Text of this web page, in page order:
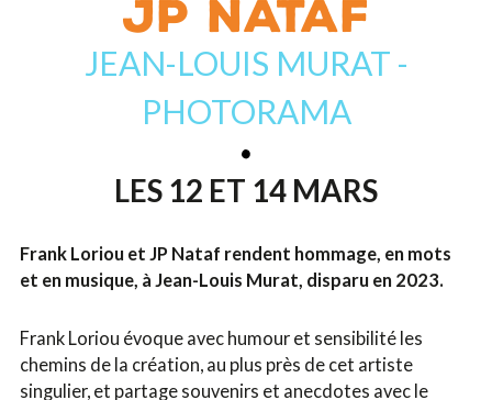
JP NATAF
JEAN-LOUIS MURAT -
PHOTORAMA
LES 12 ET 14 MARS
Frank Loriou et JP Nataf rendent hommage, en mots
et en musique, à Jean-Louis Murat, disparu en 2023.
Frank Loriou évoque avec humour et sensibilité les
chemins de la création, au plus près de cet artiste
singulier, et partage souvenirs et anecdotes avec le